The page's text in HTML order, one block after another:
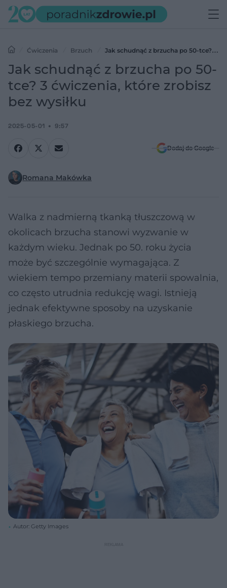
Ćwiczenia Brzuch
Jak schudnąć z brzucha po 50-tce? 3
ćwiczenia, które zrobisz bez wysiłku
Jak schudnąć z brzucha po 50-
tce? 3 ćwiczenia, które zrobisz
bez wysiłku
2025-05-01 9:57
Dodaj do Google
Romana Makówka
Walka z nadmierną tkanką tłuszczową w
okolicach brzucha stanowi wyzwanie w
każdym wieku. Jednak po 50. roku życia
może być szczególnie wymagająca. Z
wiekiem tempo przemiany materii spowalnia,
co często utrudnia redukcję wagi. Istnieją
jednak efektywne sposoby na uzyskanie
płaskiego brzucha.
Autor: Getty Images